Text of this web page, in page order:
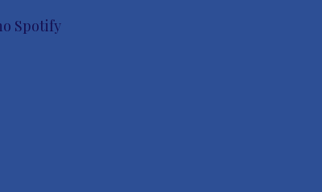
Spotify